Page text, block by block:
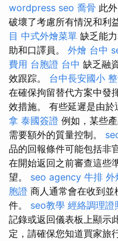
wordpress seo 喬骨 此
破壞了考慮所有情況和利
目 中式外燴菜單 缺乏能
助和口譯員。 外燴 台中
費用 台胞證 台中 缺乏融
效跟踪。 台中長安國小
在確保拘留替代方案中發
效措施。 有些延遲是由於
拿 泰國簽證 例如，某些
需要額外的質量控制。
品的回報條件可能包括非
在開始返回之前審查這些
望。 seo agency 牛排 外
胞證 商人通常會在收到
件。 seo教學 經絡調理證
記錄或返回儀表板上顯示
定，請確保您知道買家旅